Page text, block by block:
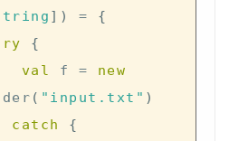
] ) =
{
{
val
f =
new
( "input.txt" )
catch
{